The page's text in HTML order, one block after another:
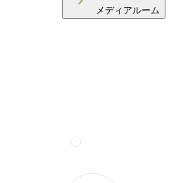
メディアルーム